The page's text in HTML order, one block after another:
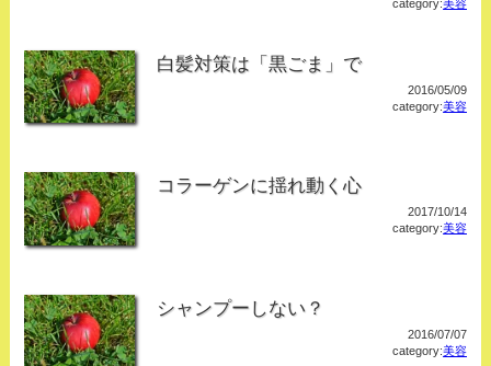
category:美容
白髪対策は「黒ごま」で
2016/05/09
category:美容
コラーゲンに揺れ動く心
2017/10/14
category:美容
シャンプーしない？
2016/07/07
category:美容